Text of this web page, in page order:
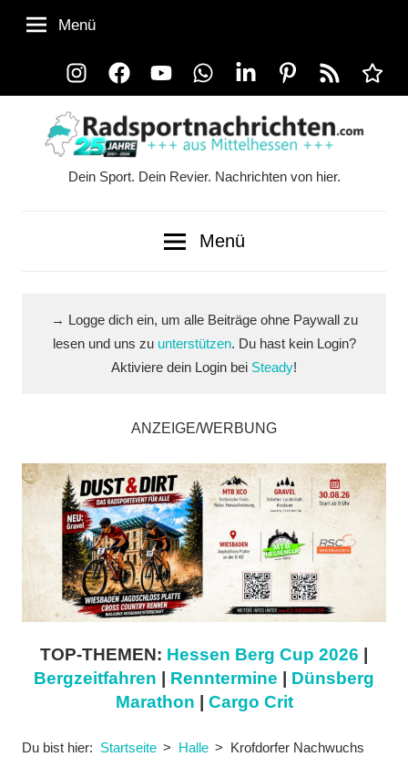
Inhalt
InstagramFacebookYouTubeWhatsAppLinkedInPinterestRSS-
Feed
Alle
Menü
Dein Sport. Dein Revier. Nachrichten von hier.
Menü
→ Logge dich ein, um alle Beiträge ohne Paywall zu
lesen und uns zu unterstützen. Du hast kein Login?
Aktiviere dein Login bei Steady!
ANZEIGE/WERBUNG
TOP-THEMEN: Hessen Berg Cup 2026
Bergzeitfahren
Renntermine
Dünsberg
Marathon
Cargo Crit
Du bist hier: Startseite Halle
Krofdorfer Nachwuchs